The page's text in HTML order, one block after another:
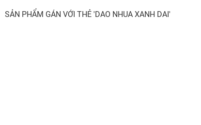
SẢN PHẨM GÁN VỚI THẺ 'DAO NHUA XANH DAI'